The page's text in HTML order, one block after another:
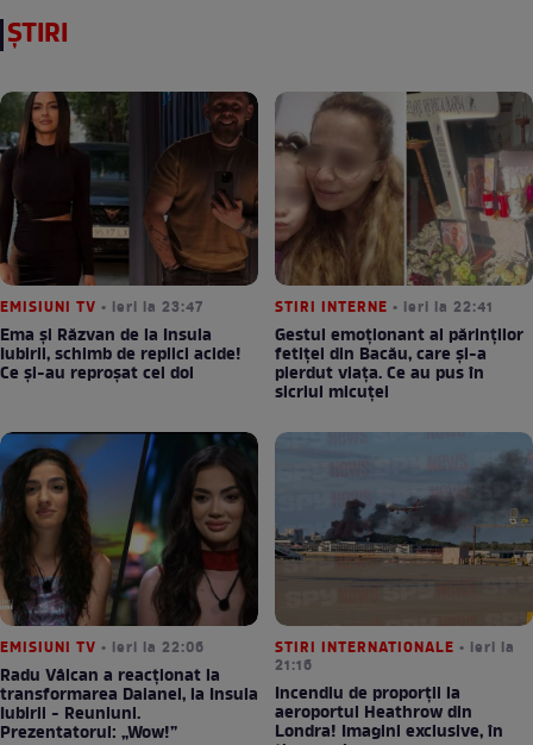
ȘTIRI
EMISIUNI TV • ieri la 23:47
Ema și Răzvan de la Insula
Iubirii, schimb de replici acide!
Ce și-au reproșat cei doi
STIRI INTERNE • ieri la 22:41
Gestul emoționant al părinților
fetiței din Bacău, care și-a
pierdut viața. Ce au pus în
sicriul micuței
EMISIUNI TV • ieri la 22:06
Radu Vâlcan a reacționat la
transformarea Daianei, la Insula
Iubirii - Reuniuni.
Prezentatorul: „Wow!”
STIRI INTERNATIONALE • ieri la
21:16
Incendiu de proporții la
aeroportul Heathrow din
Londra! Imagini exclusive, în